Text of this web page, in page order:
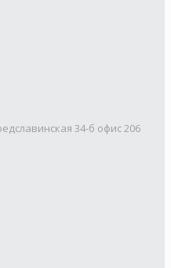
34-б офис 206